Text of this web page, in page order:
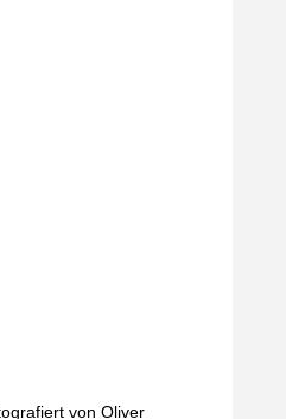
von Oliver